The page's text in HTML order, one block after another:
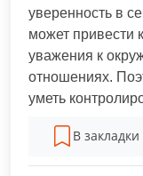
уверенность в
может привести
уважения к
отношениях.
уметь
В закладки